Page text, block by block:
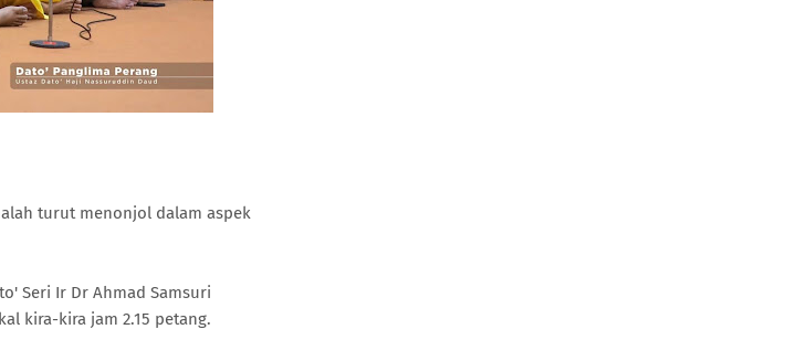
turut menonjol dalam aspek
Seri Ir Dr Ahmad Samsuri
kira-kira jam 2.15 petang.